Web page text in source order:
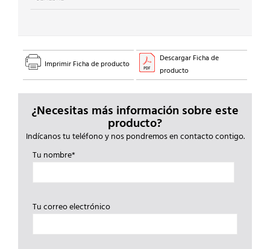
Imprimir Ficha de producto
Descargar Ficha de
producto
¿Necesitas más información sobre este
producto?
Indícanos tu teléfono y nos pondremos en contacto contigo.
Tu nombre*
Tu correo electrónico